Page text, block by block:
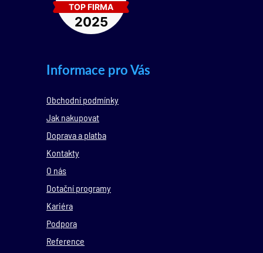
Informace pro Vás
Obchodní podmínky
Jak nakupovat
Doprava a platba
Kontakty
O nás
Dotační programy
Kariéra
Podpora
Reference